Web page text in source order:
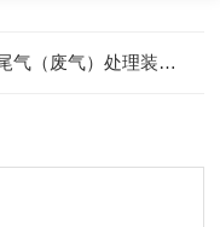
气（废气）处理装置